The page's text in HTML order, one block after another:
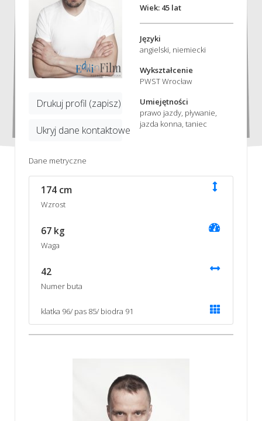
Drukuj profil (zapisz)
Ukryj dane kontaktowe
Wiek: 45 lat
Języki
angielski, niemiecki
Wykształcenie
PWST Wrocław
Umiejętności
prawo jazdy, pływanie,
jazda konna, taniec
Dane metryczne
174 cm
Wzrost
67 kg
Waga
42
Numer buta
klatka 96/ pas 85/ biodra 91